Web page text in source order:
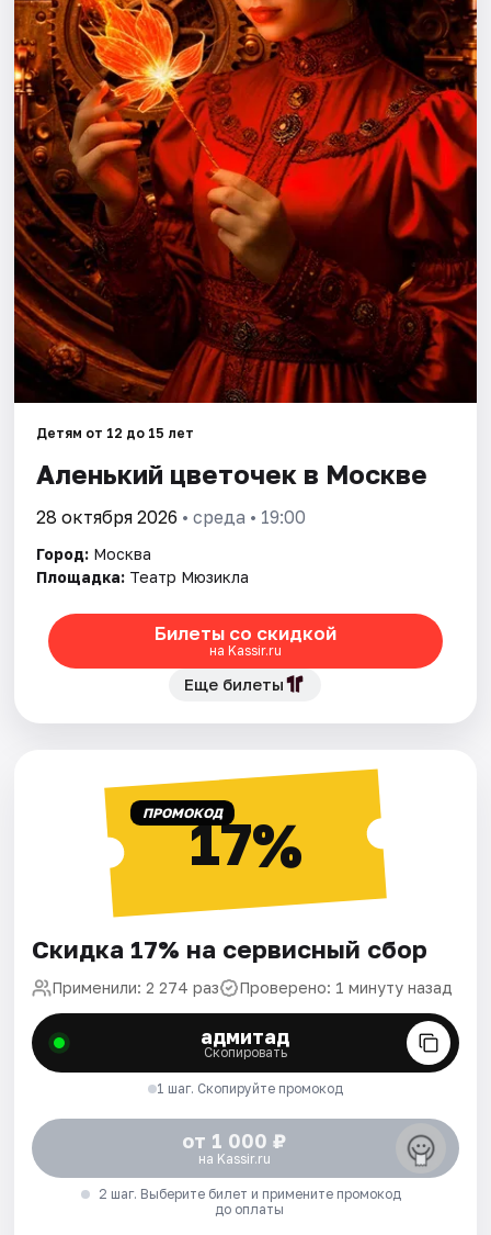
Города
Площадки
Артисты
Рейтинги
Детям от 12 до 15 лет
Аленький цветочек в Москве
28 октября 2026 • среда • 19:00
Город: Москва
Площадка: Театр Мюзикла
Билеты со скидкой
на Kassir.ru
Еще билеты
ПРОМОКОД17%
Скидка 17% на сервисный сбор
Применили: 2 274 раз Проверено: 1 минуту назад
адмитад
Скопировать
1 шаг. Скопируйте промокод
от 1 000 ₽
на Kassir.ru
2 шаг. Выберите билет и примените промокод
до оплаты